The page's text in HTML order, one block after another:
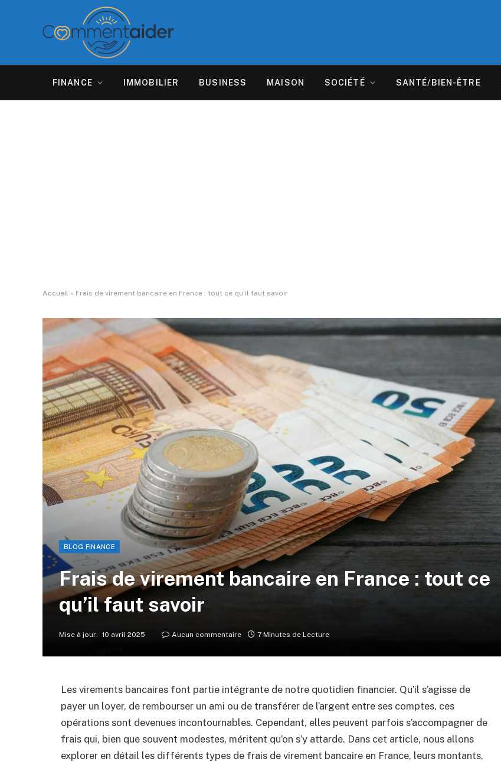
FINANCE IMMOBILIER BUSINESS MAISON SOCIÉTÉ SANTÉ/BIEN-ÊTRE
Accueil » Frais de virement bancaire en France : tout ce qu’il faut savoir
BLOG FINANCE
Frais de virement bancaire en France : tout ce
qu’il faut savoir
Mise à jour: 10 avril 2025 Aucun commentaire 7 Minutes de Lecture
Les virements bancaires font partie intégrante de notre quotidien financier. Qu’il s’agisse de
payer un loyer, de rembourser un ami ou de transférer de l’argent entre ses comptes, ces
opérations sont devenues incontournables. Cependant, elles peuvent parfois s’accompagner de
frais qui, bien que souvent modestes, méritent qu’on s’y attarde. Dans cet article, nous allons
explorer en détail les différents types de frais de virement bancaire en France, leurs montants,